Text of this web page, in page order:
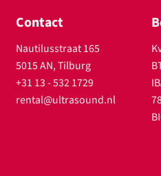
Contact
Nautilusstraat 165
5015 AN, Tilburg
+31 13 - 532 1729
rental@ultrasound.nl